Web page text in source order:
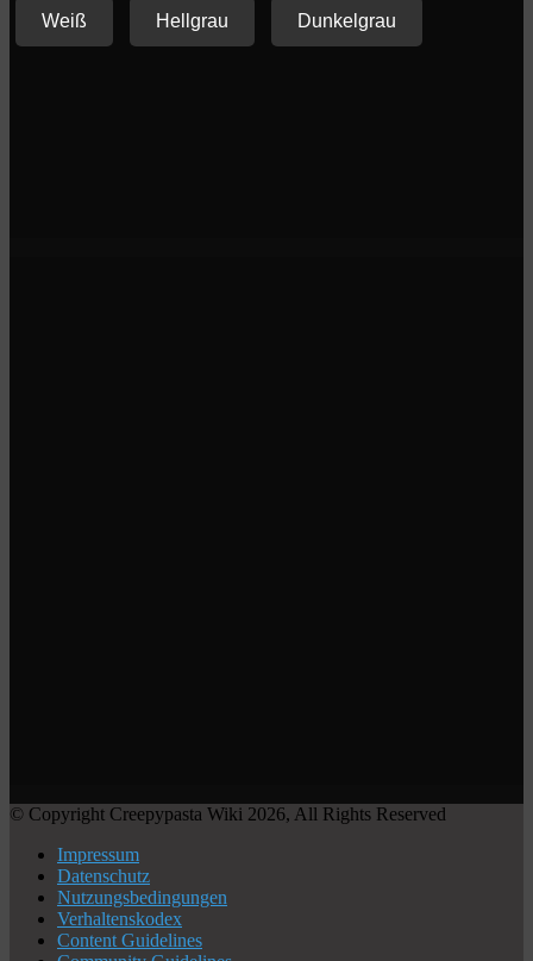
Weiß Hellgrau Dunkelgrau
© Copyright Creepypasta Wiki 2026, All Rights Reserved
Impressum
Datenschutz
Nutzungsbedingungen
Verhaltenskodex
Content Guidelines